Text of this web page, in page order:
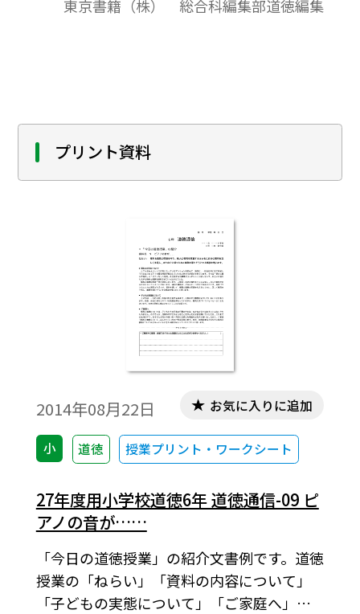
東京書籍（株） 総合科編集部道徳編集
プリント資料
2014年08月22日
小 道徳 授業プリント・ワークシート
お気に入りに追加
27年度用小学校道徳6年 道徳通信-09 ピ
アノの音が……
「今日の道徳授業」の紹介文書例です。道徳
授業の「ねらい」「資料の内容について」
「子どもの実態について」「ご家庭へ」の